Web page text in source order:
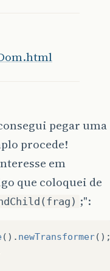
pegar uma
procede!
em
que coloquei de
;":
(). newTransformer();